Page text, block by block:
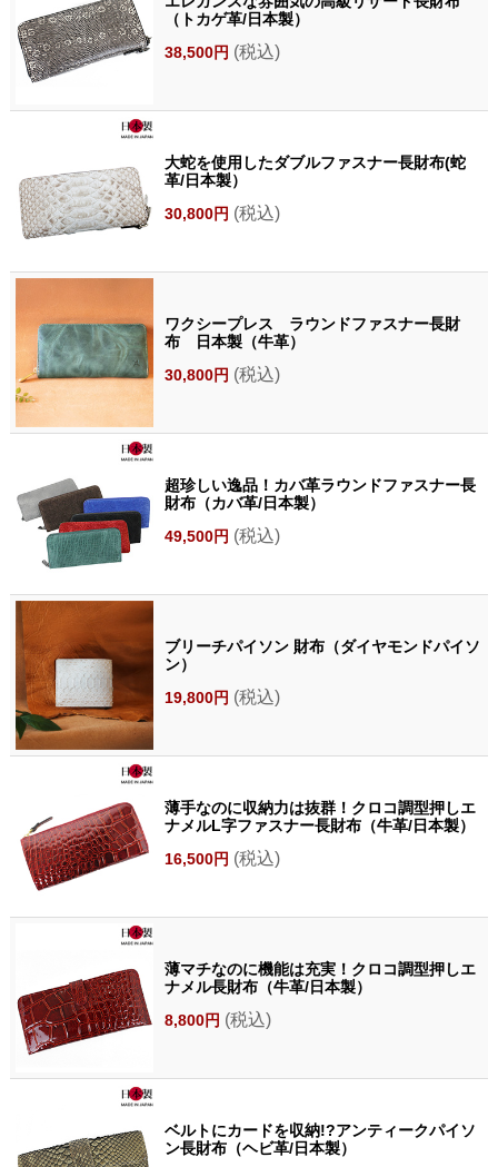
（トカゲ革/日本製）
38,500円 (税込)
大蛇を使用したダブルファスナー長財布(蛇
革/日本製）
30,800円 (税込)
ワクシープレス ラウンドファスナー長財
布 日本製（牛革）
30,800円 (税込)
超珍しい逸品！カバ革ラウンドファスナー長
財布（カバ革/日本製）
49,500円 (税込)
ブリーチパイソン 財布（ダイヤモンドパイソ
ン）
19,800円 (税込)
薄手なのに収納力は抜群！クロコ調型押しエ
ナメルL字ファスナー長財布（牛革/日本製）
16,500円 (税込)
薄マチなのに機能は充実！クロコ調型押しエ
ナメル長財布（牛革/日本製）
8,800円 (税込)
ベルトにカードを収納!?アンティークパイソ
ン長財布（ヘビ革/日本製）